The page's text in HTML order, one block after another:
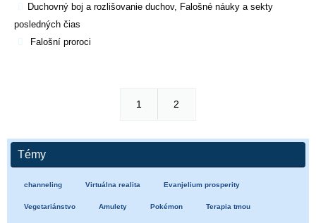
Duchovný boj a rozlišovanie duchov, Falošné náuky a sekty
posledných čias
Falošní proroci
1 2
Témy
channeling Virtuálna realita Evanjelium prosperity
Vegetariánstvo Amulety Pokémon Terapia tmou